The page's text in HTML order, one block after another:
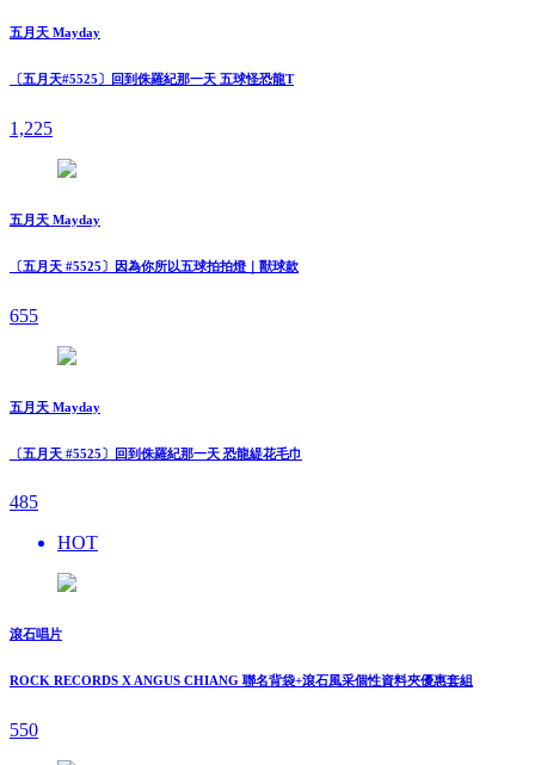
五月天 Mayday
〔五月天#5525〕回到侏羅紀那一天 五球怪恐龍T
1,225
五月天 Mayday
〔五月天 #5525〕因為你所以五球拍拍燈｜獸球款
655
五月天 Mayday
〔五月天 #5525〕回到侏羅紀那一天 恐龍緹花毛巾
485
HOT
滾石唱片
ROCK RECORDS X ANGUS CHIANG 聯名背袋+滾石風采個性資料夾優惠套組
550